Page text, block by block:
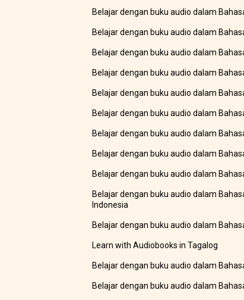
Belajar dengan buku audio dalam
Belajar dengan buku audio dalam
Belajar dengan buku audio dalam
Belajar dengan buku audio dalam
Belajar dengan buku audio dalam
Belajar dengan buku audio dalam
Belajar dengan buku audio dalam
Belajar dengan buku audio dalam
Belajar dengan buku audio dalam
Belajar dengan buku audio dalam
Indonesia
Belajar dengan buku audio dalam
Learn with Audiobooks in Tagalog
Belajar dengan buku audio dalam
Belajar dengan buku audio dalam